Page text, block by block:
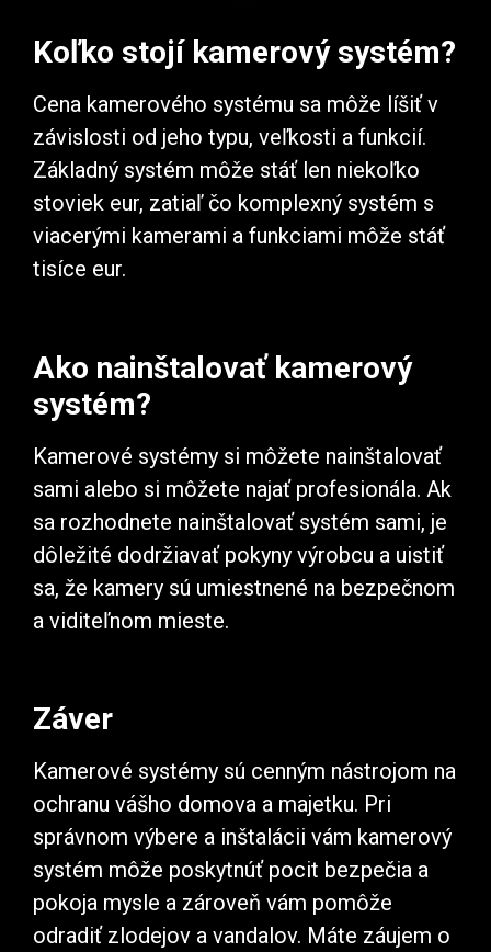
Koľko stojí kamerový systém?
Cena kamerového systému sa môže líšiť v
závislosti od jeho typu, veľkosti a funkcií.
Základný systém môže stáť len niekoľko
stoviek eur, zatiaľ čo komplexný systém s
viacerými kamerami a funkciami môže stáť
tisíce eur.
Ako nainštalovať kamerový
systém?
Kamerové systémy si môžete nainštalovať
sami alebo si môžete najať profesionála. Ak
sa rozhodnete nainštalovať systém sami, je
dôležité dodržiavať pokyny výrobcu a uistiť
sa, že kamery sú umiestnené na bezpečnom
a viditeľnom mieste.
Záver
Kamerové systémy sú cenným nástrojom na
ochranu vášho domova a majetku. Pri
správnom výbere a inštalácii vám kamerový
systém môže poskytnúť pocit bezpečia a
pokoja mysle a zároveň vám pomôže
odradiť zlodejov a vandalov. Máte záujem o